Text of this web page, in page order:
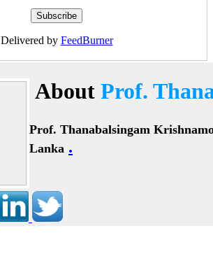
Delivered by FeedBurner
About Prof.
Prof. Thanabalsingam
Lanka .